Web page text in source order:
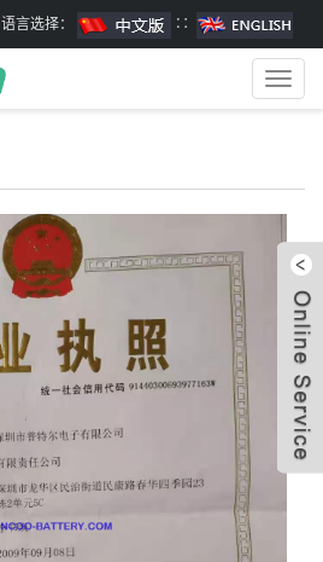
语言选择： ∷